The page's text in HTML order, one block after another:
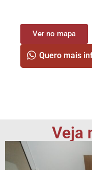
Ver no mapa
Quero mais
Veja